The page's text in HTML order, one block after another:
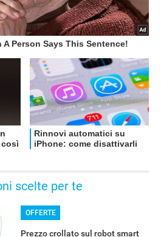
scelte per te
OFFERTE
Prezzo crollato sul robot smart